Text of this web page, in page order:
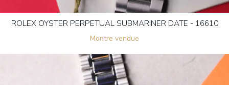
ROLEX OYSTER PERPETUAL SUBMARINER DATE - 16610
Montre vendue